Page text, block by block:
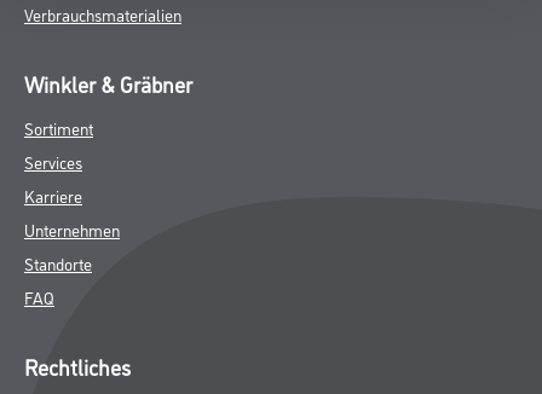
Verbrauchsmaterialien
Winkler & Gräbner
Sortiment
Services
Karriere
Unternehmen
Standorte
FAQ
Rechtliches